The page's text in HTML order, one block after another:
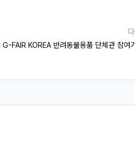
FAIR KOREA 반려동물용품 단체관 참여